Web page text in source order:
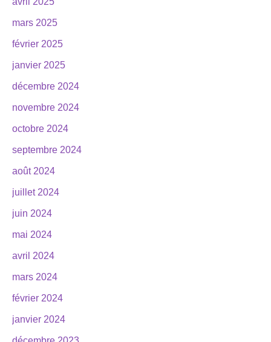
mars 2025
février 2025
janvier 2025
décembre 2024
novembre 2024
octobre 2024
septembre 2024
août 2024
juillet 2024
juin 2024
mai 2024
avril 2024
mars 2024
février 2024
janvier 2024